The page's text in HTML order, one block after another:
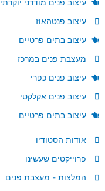
עיצוב פנים מודרני יוקרתי
עיצוב פנטהאוז
עיצוב בתים פרטיים
מעצבת פנים במרכז
עיצוב פנים כפרי
עיצוב פנים אקלקטי
עיצוב בתים פרטיים
אודות הסטודיו
פרוייקטים שעשינו
המלצות - מעצבת פנים